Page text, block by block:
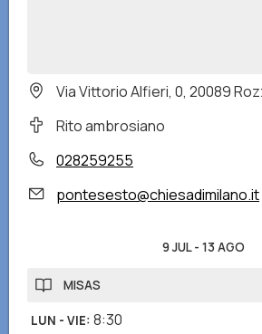
Via Vittorio Alfieri, 0, 20089
Rito ambrosiano
028259255
pontesesto@chiesadimilano.it
9 JUL- 13 AGO
MISAS
LUN - VIE: 8:30